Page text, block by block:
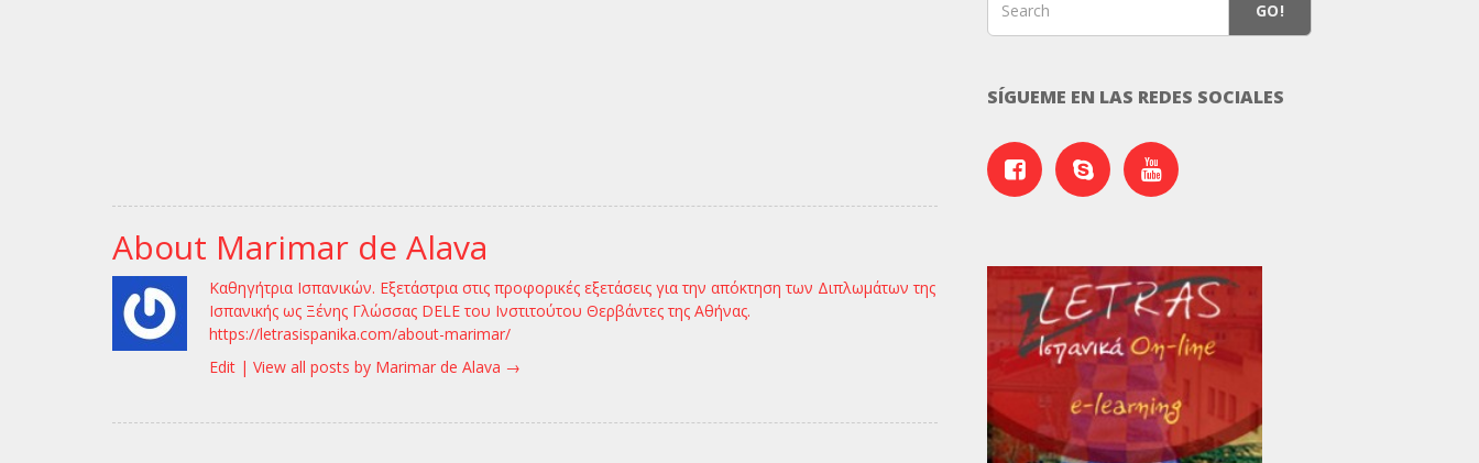
About Marimar de Alava
Καθηγήτρια Ισπανικών. Εξετάστρια στις προφορικές εξετάσεις για την απόκτηση των Διπλωμάτων της
Ισπανικής ως Ξένης Γλώσσας DELE του Ινστιτούτου Θερβάντες της Αθήνας.
https://letrasispanika.com/about-marimar/
Edit | View all posts by Marimar de Alava →
GO!
SÍGUEME EN LAS REDES SOCIALES